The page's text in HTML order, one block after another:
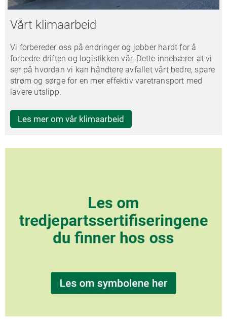
Vårt klimaarbeid
Vi forbereder oss på endringer og jobber hardt for å
forbedre driften og logistikken vår. Dette innebærer at vi
ser på hvordan vi kan håndtere avfallet vårt bedre, spare
strøm og sørge for en mer effektiv varetransport med
lavere utslipp.
Les mer om vår klimaarbeid